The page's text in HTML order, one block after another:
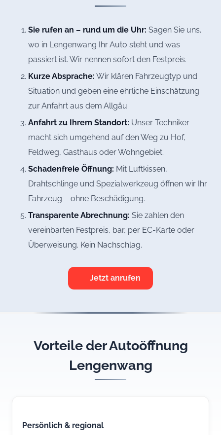
Sie rufen an – rund um die Uhr: Sagen Sie uns,
wo in Lengenwang Ihr Auto steht und was
passiert ist. Wir nennen sofort den Festpreis.
Kurze Absprache: Wir klären Fahrzeugtyp und
Situation und geben eine ehrliche Einschätzung
zur Anfahrt aus dem Allgäu.
Anfahrt zu Ihrem Standort: Unser Techniker
macht sich umgehend auf den Weg zu Hof,
Feldweg, Gasthaus oder Wohngebiet.
Schadenfreie Öffnung: Mit Luftkissen,
Drahtschlinge und Spezialwerkzeug öffnen wir Ihr
Fahrzeug – ohne Beschädigung.
Transparente Abrechnung: Sie zahlen den
vereinbarten Festpreis, bar, per EC-Karte oder
Überweisung. Kein Nachschlag.
Jetzt anrufen
Vorteile der Autoöffnung
Lengenwang
Persönlich & regional